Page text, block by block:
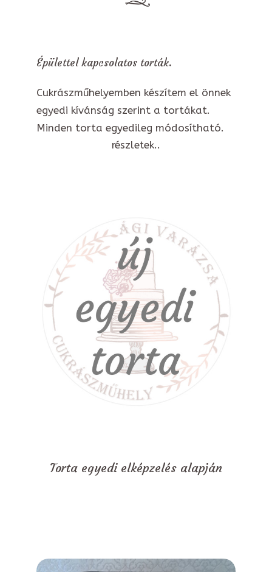
Épülettel kapcsolatos torták.
Cukrászműhelyemben készítem el önnek
egyedi kívánság szerint a tortákat.
Minden torta egyedileg módosítható.
részletek..
Torta egyedi elképzelés alapján